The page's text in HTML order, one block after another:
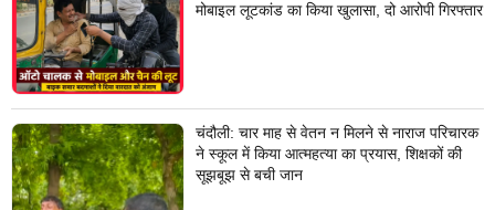
मोबाइल लूटकांड का किया खुलासा, दो आरोपी गिरफ्तार
चंदौली: चार माह से वेतन न मिलने से नाराज परिचारक
ने स्कूल में किया आत्महत्या का प्रयास, शिक्षकों की
सूझबूझ से बची जान